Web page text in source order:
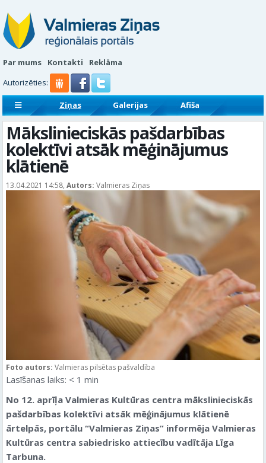
Par mums Kontakti
Reklāma
Autorizēties:
Ziņas Galerijas
Afiša
Sludinājumi
Reklāmraksti
Mākslinieciskās pašdarbības
kolektīvi atsāk mēģinājumus
klātienē
13.04.2021 14:58, Autors: Valmieras Ziņas
Foto autors: Valmieras pilsētas pašvaldība
Lasīšanas laiks: < 1 min
No 12. aprīļa Valmieras Kultūras centra mākslinieciskās
pašdarbības kolektīvi atsāk mēģinājumus klātienē
ārtelpās, portālu “Valmieras Ziņas” informēja Valmieras
Kultūras centra sabiedrisko attiecību vadītāja Līga
Tarbuna.